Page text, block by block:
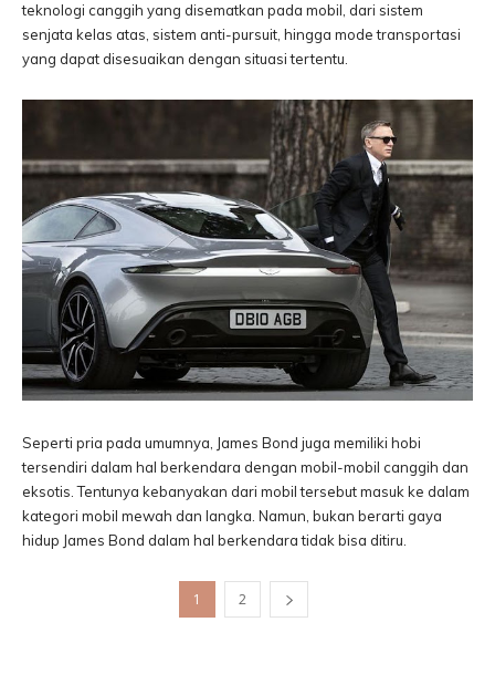
teknologi canggih yang disematkan pada mobil, dari sistem
senjata kelas atas, sistem anti-pursuit, hingga mode transportasi
yang dapat disesuaikan dengan situasi tertentu.
Seperti pria pada umumnya, James Bond juga memiliki hobi
tersendiri dalam hal berkendara dengan mobil-mobil canggih dan
eksotis. Tentunya kebanyakan dari mobil tersebut masuk ke dalam
kategori mobil mewah dan langka. Namun, bukan berarti gaya
hidup James Bond dalam hal berkendara tidak bisa ditiru.
1 2